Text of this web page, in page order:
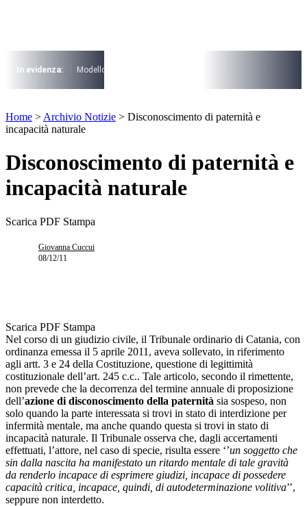
I più cercati
Lorem ipsum dolor sit amet consectetur
Lorem ipsum dolor sit amet consectetur
In evidenza: Modello 730
Lorem ipsum dolor sit amet consectetur
Home > Archivio Notizie > Disconoscimento di paternità e
incapacità naturale
Disconoscimento di paternità e
incapacità naturale
Scarica PDF Stampa
Giovanna Cuccui
08/12/11
Scarica PDF Stampa
Nel corso di un giudizio civile, il Tribunale ordinario di Catania, con
ordinanza emessa il 5 aprile 2011, aveva sollevato, in riferimento
agli artt. 3 e 24 della Costituzione, questione di legittimità
costituzionale dell’art. 245 c.c.. Tale articolo, secondo il rimettente,
non prevede che la decorrenza del termine annuale di proposizione
dell’azione di disconoscimento della paternità sia sospeso, non
solo quando la parte interessata si trovi in stato di interdizione per
infermità mentale, ma anche quando questa si trovi in stato di
incapacità naturale. Il Tribunale osserva che, dagli accertamenti
effettuati, l’attore, nel caso di specie, risulta essere ‘’un soggetto che
sin dalla nascita ha manifestato un ritardo mentale di tale gravità
da renderlo incapace di esprimere giudizi, incapace di possedere
capacità critica, incapace, quindi, di autodeterminazione volitiva’’,
seppure non interdetto.